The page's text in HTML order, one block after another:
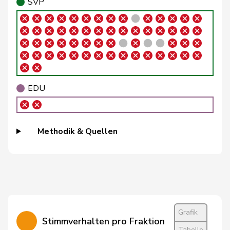
Brizzi
Simona SP S AG
Büchel
Roland
Rino
SVP V
Buffat
Bühler Manfred SVP V BE
Marbach
Christine
M-E
ZH
Calame
Didier SVP
EDU
Methodik & Quellen
Stimmverhalten pro Fraktion
Grafik